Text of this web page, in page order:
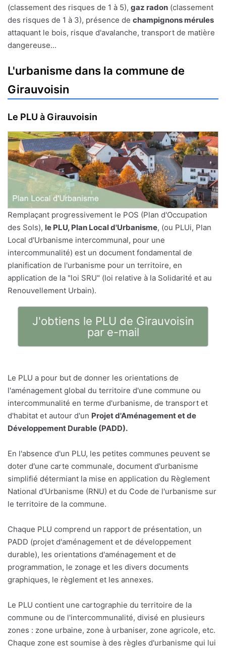
(classement des risques de 1 à 5), gaz radon (classement
des risques de 1 à 3), présence de champignons mérules
attaquant le bois, risque d'avalanche, transport de matière
dangereuse...
L'urbanisme dans la commune de
Girauvoisin
Le PLU à Girauvoisin
Remplaçant progressivement le POS (Plan d'Occupation
des Sols), le PLU, Plan Local d'Urbanisme, (ou PLUi, Plan
Local d'Urbanisme intercommunal, pour une
intercommunalité) est un document fondamental de
planification de l'urbanisme pour un territoire, en
application de la "loi SRU" (loi relative à la Solidarité et au
Renouvellement Urbain).
J'obtiens le PLU de Girauvoisin
par e-mail
Le PLU a pour but de donner les orientations de
l'aménagement global du territoire d'une commune ou
intercommunalité en terme d'urbanisme, de transport et
d'habitat et autour d'un Projet d'Aménagement et de
Développement Durable (PADD).
En l'absence d'un PLU, les petites communes peuvent se
doter d'une carte communale, document d'urbanisme
simplifié détermiant la mise en application du Règlement
National d'Urbanisme (RNU) et du Code de l'urbanisme sur
le territoire de la commune.
Chaque PLU comprend un rapport de présentation, un
PADD (projet d'aménagement et de développement
durable), les orientations d'aménagement et de
programmation, le zonage et les divers documents
graphiques, le règlement et les annexes.
Le PLU contient une cartographie du territoire de la
commune ou de l'intercommunalité, divisé en plusieurs
zones : zone urbaine, zone à urbaniser, zone agricole, etc.
Chaque zone est soumise à des règles d'urbanisme qui lui